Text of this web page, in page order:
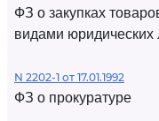
ФЗ о закупках
видами юридических
N 2202-1 от 17.01.1992
ФЗ о прокуратуре